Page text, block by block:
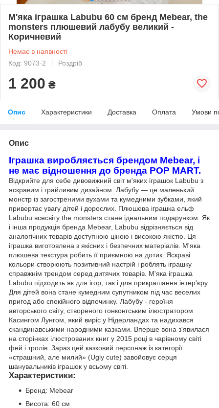
М'яка іграшка Labubu 60 см бренд Mebear, the
monsters плюшевий лабубу великий -
Коричневий
Немає в наявності
Код: 9073-2
Роздріб
1 200 ₴
Опис Характеристики Доставка Оплата Умови
Опис
Іграшка виробляється брендом Mebear, і
не має відношення до бренда POP MART.
Відкрийте для себе дивовижний світ м'яких іграшок Labubu з
яскравим і грайливим дизайном. Лабубу — це маленький
монстр із загостреними вухами та кумедними зубками, який
привертає увагу дітей і дорослих. Плюшева іграшка ельф
Labubu всесвіту the monsters стане ідеальним подарунком. Як
і інша продукція бренда Mebear, Labubu відрізняється від
аналогічних товарів доступною ціною і високою якістю. Ця
іграшка виготовлена з якісних і безпечних матеріалів. М'яка
плюшева текстура робить її приємною на дотик. Яскраві
кольори створюють позитивний настрій і роблять іграшку
справжнім трендом серед дитячих товарів. М'яка іграшка
Labubu підходить як для ігор, так і для прикрашання інтер'єру.
Для дітей вона стане кумедним супутником під час веселих
пригод або спокійного відпочинку. Лабубу - героїня
авторського світу, створеного гонконгським ілюстратором
Касингом Лунгом, який виріс у Нідерландах та надихався
скандинавськими народними казками. Вперше вона з'явилася
на сторінках ілюстрованих книг у 2015 році в чарівному світі
фей і тролів. Зараз цей казковий персонаж із категорії
«страшний, але милий» (Ugly cute) завойовує серця
шанувальників іграшок у всьому світі.
Характеристики:
Бренд: Mebear
Висота: 60 см